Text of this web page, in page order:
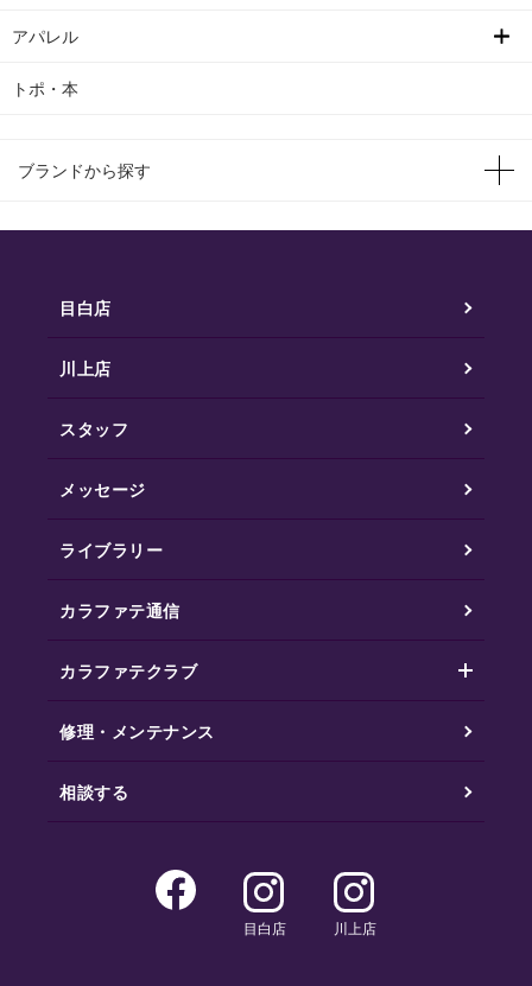
アパレル
トポ・本
ブランドから探す
目白店
川上店
スタッフ
メッセージ
ライブラリー
カラファテ通信
カラファテクラブ
修理・メンテナンス
相談する
目白店 川上店